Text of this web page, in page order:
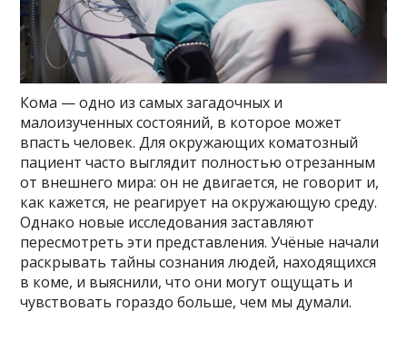
Кома — одно из самых загадочных и
малоизученных состояний, в которое может
впасть человек. Для окружающих коматозный
пациент часто выглядит полностью отрезанным
от внешнего мира: он не двигается, не говорит и,
как кажется, не реагирует на окружающую среду.
Однако новые исследования заставляют
пересмотреть эти представления. Учёные начали
раскрывать тайны сознания людей, находящихся
в коме, и выяснили, что они могут ощущать и
чувствовать гораздо больше, чем мы думали.